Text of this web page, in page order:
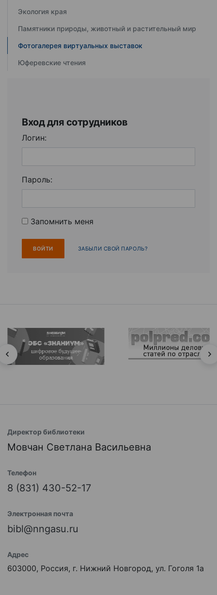
Экология края
Памятники природы, животный и растительный мир
Фотогалерея виртуальных выставок
Юферевские чтения
Вход для сотрудников
Логин:
Пароль:
Запомнить меня
ЗАБЫЛИ СВОЙ ПАРОЛЬ?
Директор библиотеки
Мовчан Светлана Васильевна
Телефон
8 (831) 430-52-17
Электронная почта
bibl@nngasu.ru
Адрес
603000, Россия, г. Нижний Новгород, ул. Гоголя 1а